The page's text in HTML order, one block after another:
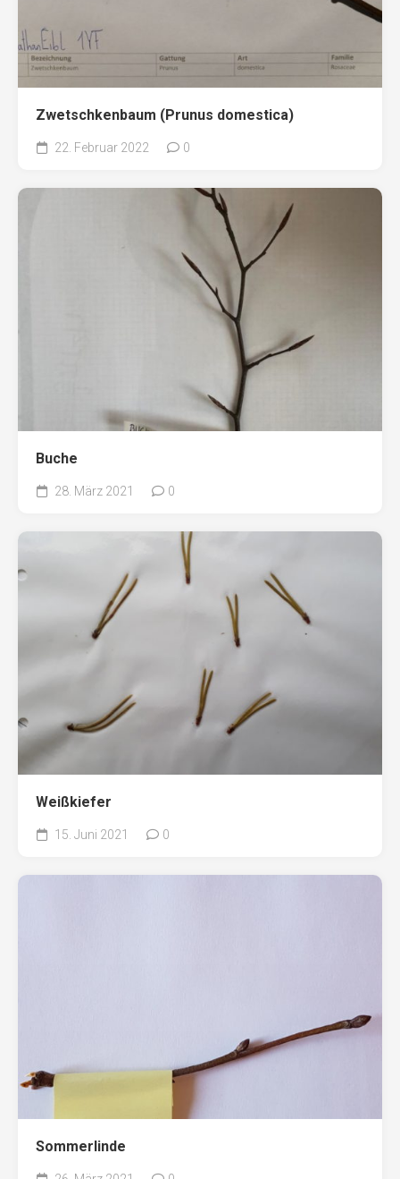
Zwetschkenbaum (Prunus domestica)
22. Februar 2022 0
Buche
28. März 2021 0
Weißkiefer
15. Juni 2021 0
Sommerlinde